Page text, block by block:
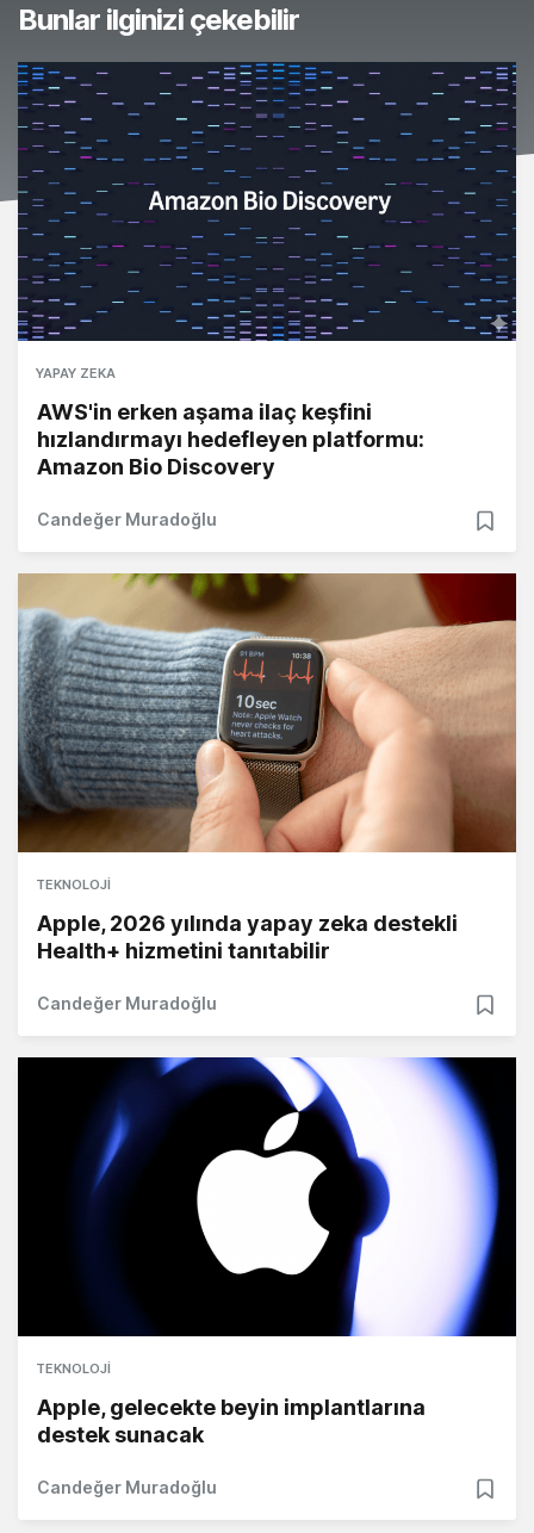
Bunlar ilginizi çekebilir
YAPAY ZEKA
AWS'in erken aşama ilaç keşfini
hızlandırmayı hedefleyen platformu:
Amazon Bio Discovery
Candeğer Muradoğlu
TEKNOLOJI
Apple, 2026 yılında yapay zeka destekli
Health+ hizmetini tanıtabilir
Candeğer Muradoğlu
TEKNOLOJI
Apple, gelecekte beyin implantlarına
destek sunacak
Candeğer Muradoğlu